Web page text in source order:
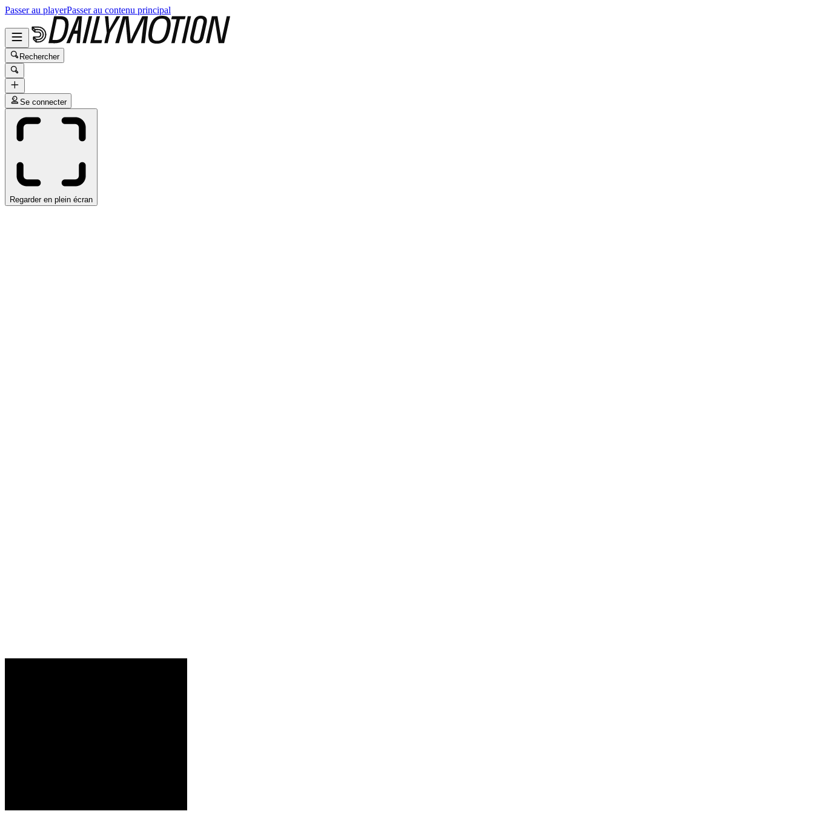
Passer au playerPasser au contenu principal
Rechercher
Se connecter
Regarder en plein écran